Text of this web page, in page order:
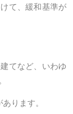
て、緩和基準が
てなど、いわゆ
ります。